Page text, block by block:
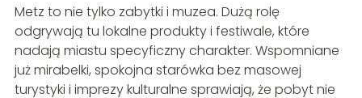
Metz to nie tylko zabytki i muzea. Dużą rolę
odgrywają tu lokalne produkty i festiwale, które
nadają miastu specyficzny charakter. Wspomniane
już mirabelki, spokojna starówka bez masowej
turystyki i imprezy kulturalne sprawiają, że pobyt nie